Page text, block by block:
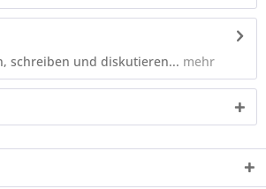
schreiben und diskutieren... mehr